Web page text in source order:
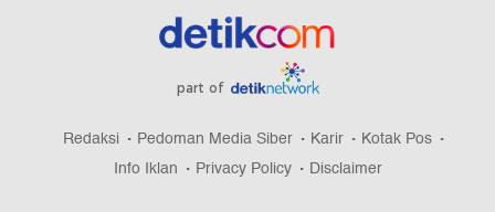
part of
Redaksi Pedoman Media Siber Karir
Kotak Pos
Info Iklan
Privacy Policy Disclaimer